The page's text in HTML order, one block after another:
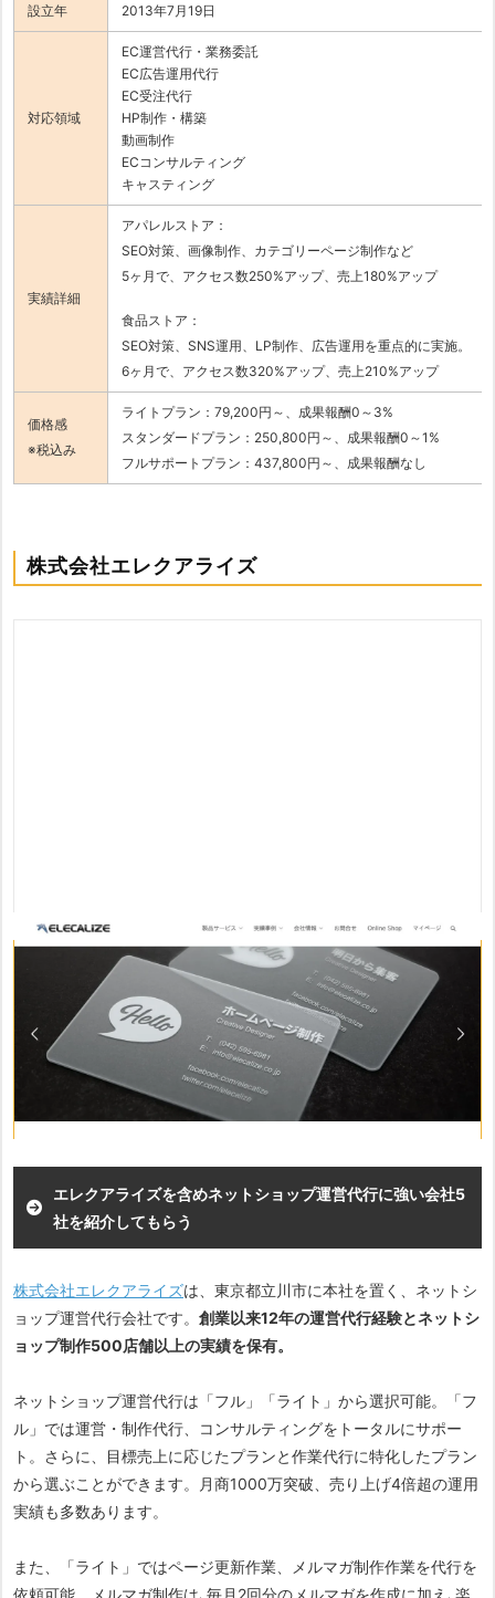
設立年 2013年7月19日
対応領域
EC運営代行・業務委託
EC広告運用代行
EC受注代行
HP制作・構築
動画制作
ECコンサルティング
キャスティング
実績詳細
アパレルストア：
SEO対策、画像制作、カテゴリーページ制作など
5ヶ月で、アクセス数250%アップ、売上180%アップ
食品ストア：
SEO対策、SNS運用、LP制作、広告運用を重点的に実施。
6ヶ月で、アクセス数320%アップ、売上210%アップ
価格感
※税込み
ライトプラン：79,200円～、成果報酬0～3%
スタンダードプラン：250,800円～、成果報酬0～1%
フルサポートプラン：437,800円～、成果報酬なし
株式会社エレクアライズ
株式会社エレクアライズのおすすめポイント
・創業以来12年の運営代行経験とネットショップ制作500店
舗以上の実績
・クライアントのニーズに沿って「フル」「ライト」から選
エレクアライズを含めネットショップ運営代行に強い会社5
社を紹介してもらう
株式会社エレクアライズは、東京都立川市に本社を置く、ネットシ
ョップ運営代行会社です。 創業以来12年の運営代行経験とネットシ
ョップ制作500店舗以上の実績を保有。
ネットショップ運営代行は「フル」「ライト」から選択可能。「フ
ル」では運営・制作代行、コンサルティングをトータルにサポー
ト。さらに、目標売上に応じたプランと作業代行に特化したプラン
から選ぶことができます。月商1000万突破、売り上げ4倍超の運用
実績も多数あります。
また、「ライト」ではページ更新作業、メルマガ制作作業を代行を